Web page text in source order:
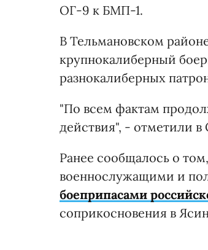
ОГ-9 к БМП-1.
В Тельмановском
крупнокалиберный
разнокалиберных
"По всем фактам
действия", - отметили
Ранее сообщалось о
военнослужащими и
боеприпасами
соприкосновения в